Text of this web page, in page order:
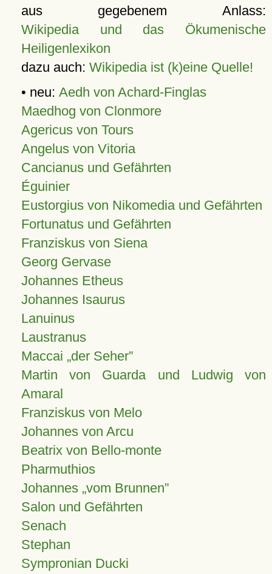
aus gegebenem Anlass:
Wikipedia und das Ökumenische
Heiligenlexikon
dazu auch: Wikipedia ist (k)eine Quelle!
• neu: Aedh von Achard-Finglas
Maedhog von Clonmore
Agericus von Tours
Angelus von Vitoria
Cancianus und Gefährten
Éguinier
Eustorgius von Nikomedia und Gefährten
Fortunatus und Gefährten
Franziskus von Siena
Georg Gervase
Johannes Etheus
Johannes Isaurus
Lanuinus
Laustranus
Maccai „der Seher”
Martin von Guarda und Ludwig von
Amaral
Franziskus von Melo
Johannes von Arcu
Beatrix von Bello-monte
Pharmuthios
Johannes vom Brunnen
Salon und Gefährten
Senach
Stephan
Sympronian Ducki